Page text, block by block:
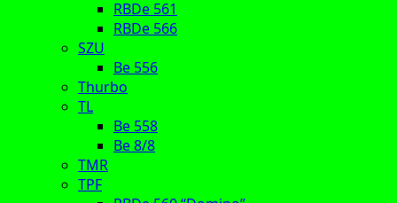
RBDe 561
RBDe 566
SZU
Be 556
Thurbo
TL
Be 558
Be 8/8
TMR
TPF